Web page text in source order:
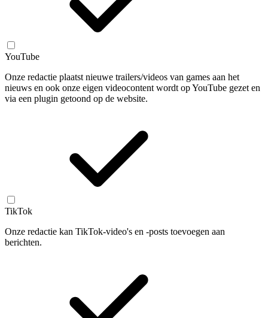
YouTube
Onze redactie plaatst nieuwe trailers/videos van games aan het
nieuws en ook onze eigen videocontent wordt op YouTube gezet en
via een plugin getoond op de website.
TikTok
Onze redactie kan TikTok-video's en -posts toevoegen aan
berichten.